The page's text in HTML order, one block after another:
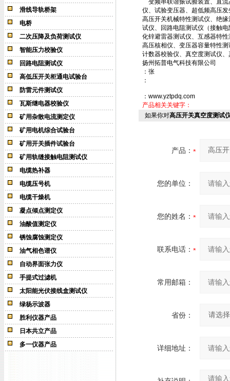
滑线导轨桥架
电桥
二次压降及负荷测试仪
智能压力校验仪
回路电阻测试仪
高低压开关柜通电试验台
防雷元件测试仪
瓦斯继电器校验仪
矿用杂散电流测定仪
矿用电机综合试验台
矿用开关插件试验台
矿用轨缝接触电阻测试仪
电缆热补器
电缆压号机
电缆干燥机
凝点倾点测定仪
油酸值测定仪
锈蚀腐蚀测定仪
油气相色谱仪
自动界面张力仪
手提式过滤机
太阳能光伏接线盒测试仪
绿杨示波器
胜利仪器产品
日本共立产品
多一仪器产品
变频串联谐振试验装置、直
仪、试验变压器、超低频高压
高压开关机械特性测试仪、绝
试仪、回路电阻测试仪（接触
化锌避雷器测试仪、互感器特
高压核相仪、变压器容量特性
计数器校验仪、真空度测试仪
扬州拓普电气科技有限公司
：张
：
：www.yztpdq.com
产品相关关键字：
如果你对高压开关真空度测试
产品：
您的单位：
您的姓名：
联系电话：
常用邮箱：
省份：
详细地址：